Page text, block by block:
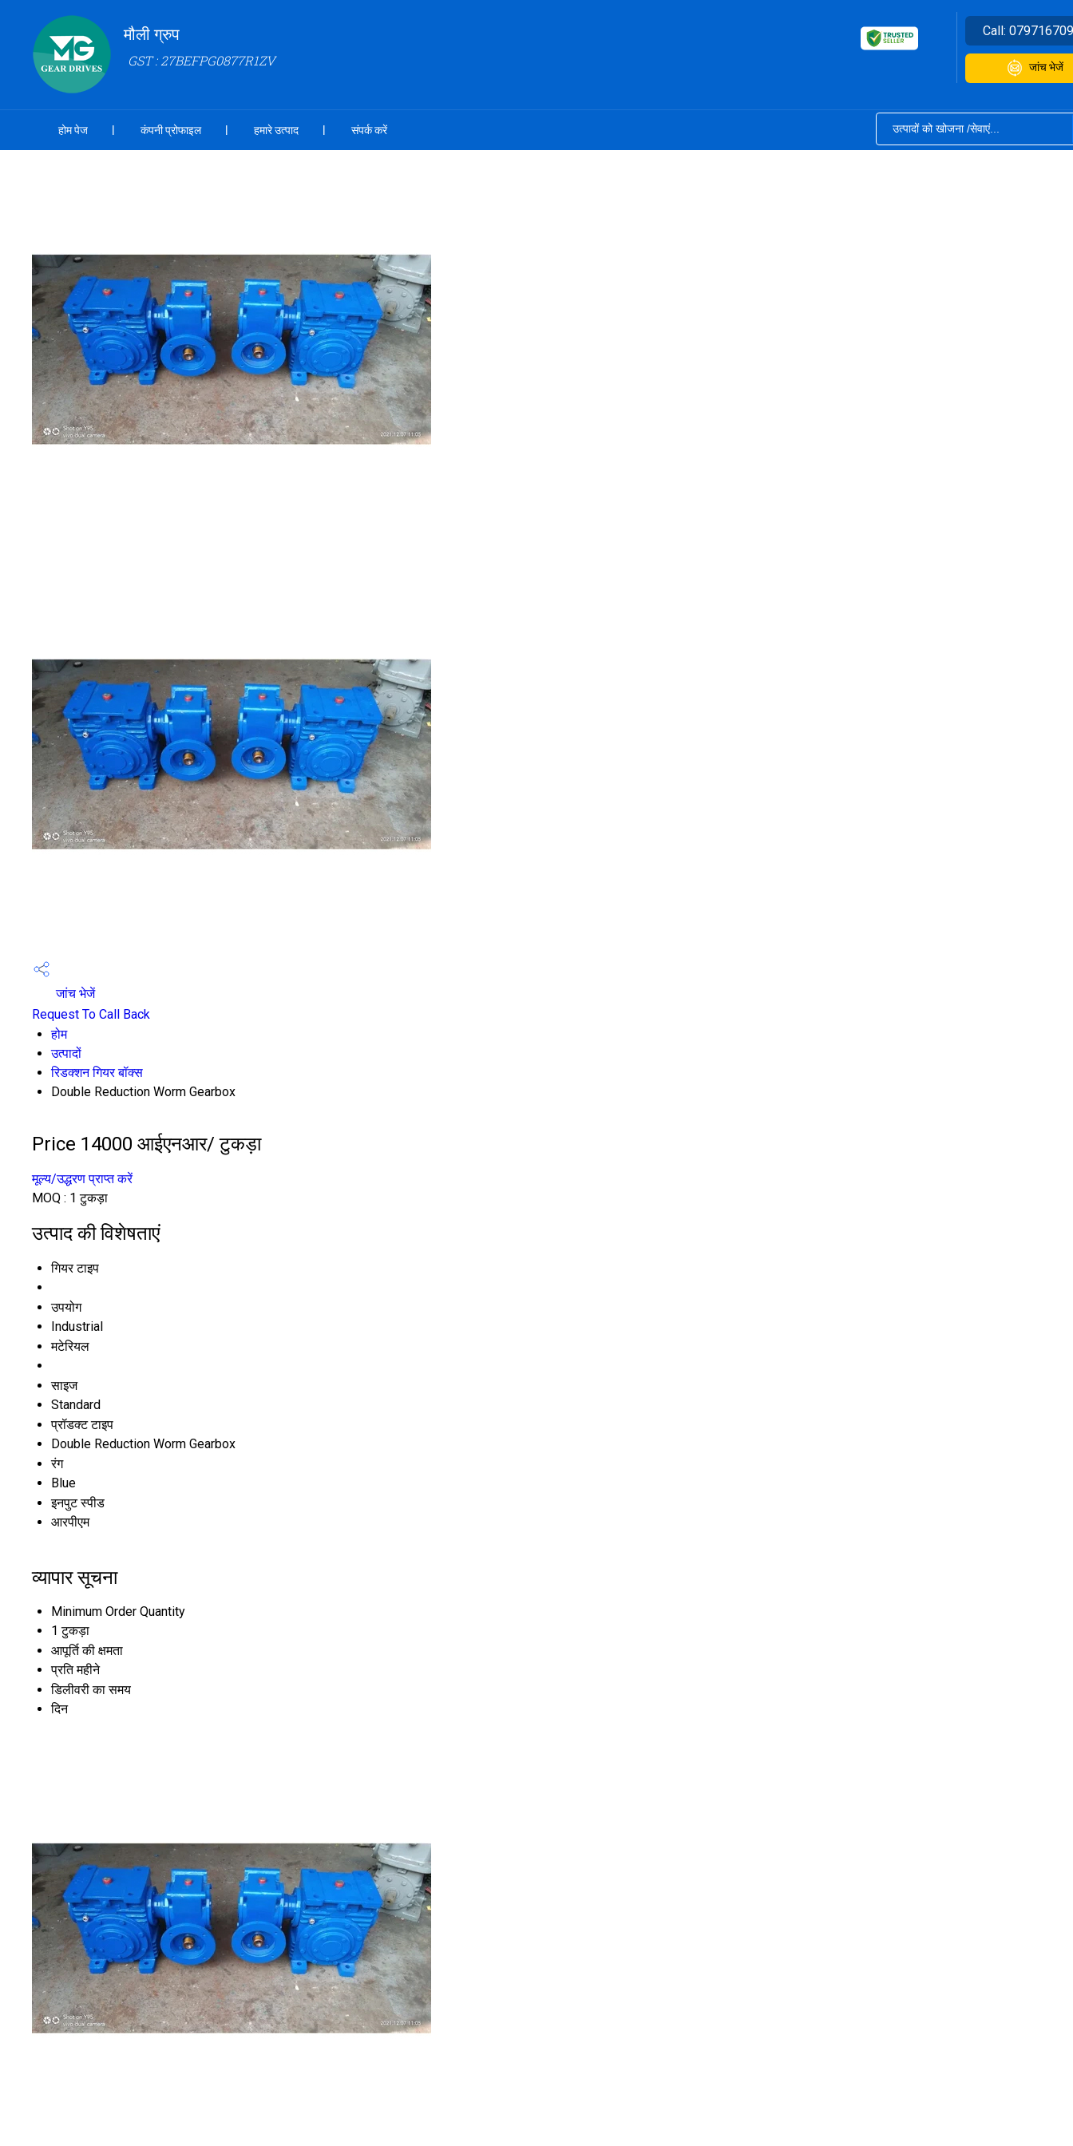
मौली ग्रुप
GST : 27BEFPG0877R1ZV
Call:
जांच भेजें
होम पेज कंपनी प्रोफाइल हमारे उत्पाद संपर्क करें
जांच भेजें
Request To Call Back
होम
उत्पादों
रिडक्शन गियर बॉक्स
Double Reduction Worm Gearbox
Price 14000 आईएनआर/ टुकड़ा
मूल्य/उद्धरण प्राप्त करें
MOQ : 1 टुकड़ा
उत्पाद की विशेषताएं
गियर टाइप
उपयोग
Industrial
मटेरियल
साइज
Standard
प्रॉडक्ट टाइप
Double Reduction Worm Gearbox
रंग
Blue
इनपुट स्पीड
आरपीएम
व्यापार सूचना
Minimum Order Quantity
1 टुकड़ा
आपूर्ति की क्षमता
प्रति महीने
डिलीवरी का समय
दिन